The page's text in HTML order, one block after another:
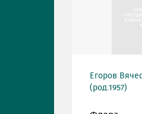
Егоров
(род.1957)